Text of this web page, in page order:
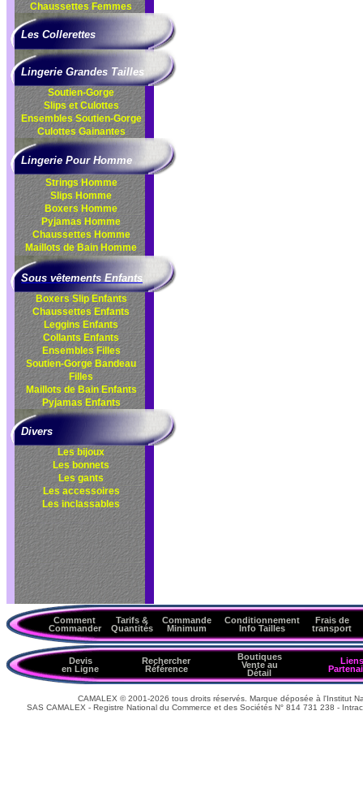
Chaussettes Femmes
Les Collerettes
Lingerie Grandes Tailles
Soutien-Gorge
Slips et Culottes
EnsemblesSoutien-Gorge
CulottesGainantes
Lingerie Pour Homme
Strings Homme
Slips Homme
Boxers Homme
Pyjamas Homme
Chaussettes Homme
Maillots de Bain Homme
Sous vêtements Enfants
Boxers Slip Enfants
Chaussettes Enfants
Leggins Enfants
Collants Enfants
Ensembles Filles
Soutien-Gorge Bandeau
Filles
Maillots de Bain Enfants
Pyjamas Enfants
Divers
Les bijoux
Les bonnets
Les gants
Les accessoires
Les inclassables
Comment
Commander
Tarifs &
Quantités
Commande
Minimum
Conditionnement
Info Tailles
Frais de
transport
Devis
en Ligne
Rechercher
Référence
Boutiques
Vente au
Détail
Liens
CAMALEX © 2001-2026 tous droits réservés. Marque déposée à l'Institut
SAS CAMALEX - Registre National du Commerce et des Sociétés N° 814 731 238 -